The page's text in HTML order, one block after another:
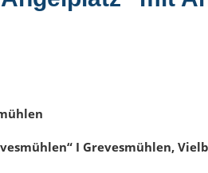
I Grevesmühlen,